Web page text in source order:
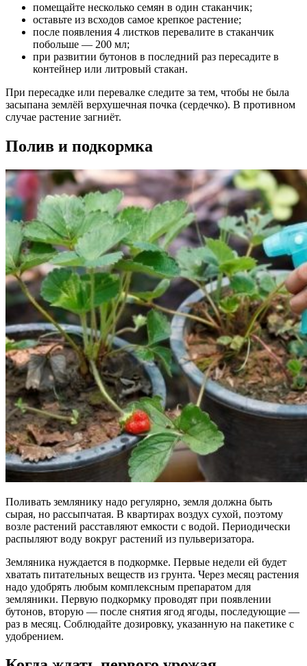
помещайте несколько семян в один стаканчик;
оставьте из всходов самое крепкое растение;
после появления 4 листков перевалите в стаканчик
побольше — 200 мл;
при развитии бутонов в последний раз пересадите в
контейнер или литровый стакан.
При пересадке или перевалке следите за тем, чтобы не была
засыпана землёй верхушечная почка (сердечко). В противном
случае растение загниёт.
Полив и подкормка
Поливать землянику надо регулярно, земля должна быть
сырая, но рассыпчатая. В квартирах воздух сухой, поэтому
возле растений расставляют емкости с водой. Периодически
распыляют воду вокруг растений из пульверизатора.
Земляника нуждается в подкормке. Первые недели ей будет
хватать питательных веществ из грунта. Через месяц растения
надо удобрять любым комплексным препаратом для
земляники. Первую подкормку проводят при появлении
бутонов, вторую — после снятия ягод ягоды, последующие —
раз в месяц. Соблюдайте дозировку, указанную на пакетике с
удобрением.